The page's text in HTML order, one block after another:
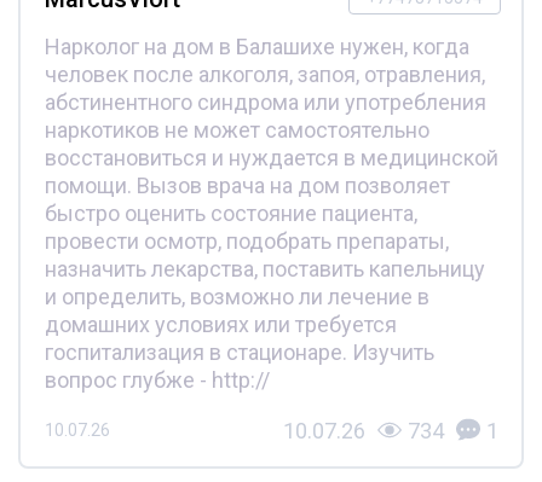
Нарколог на дом в Балашихе нужен, когда
человек после алкоголя, запоя, отравления,
абстинентного синдрома или употребления
наркотиков не может самостоятельно
восстановиться и нуждается в медицинской
помощи. Вызов врача на дом позволяет
быстро оценить состояние пациента,
провести осмотр, подобрать препараты,
назначить лекарства, поставить капельницу
и определить, возможно ли лечение в
домашних условиях или требуется
госпитализация в стационаре. Изучить
вопрос глубже - http://
10.07.26 10.07.26 734 1